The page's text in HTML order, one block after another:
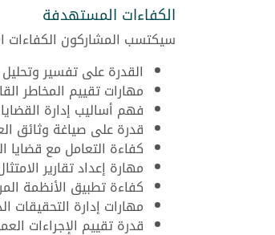
الكفاءات المستهدفة
سيكتسب المشاركون الكفاءات
القدرة على تفسير وتحليل
مهارات تقييم المخاطر
فهم أساليب إدارة
قدرة على صياغة وثائق
كفاءة التعامل مع
مهارة إعداد تقارير
كفاءة تطبيق الأنظمة
مهارات إدارة التحقيقات
قدرة تقييم الإجراءات